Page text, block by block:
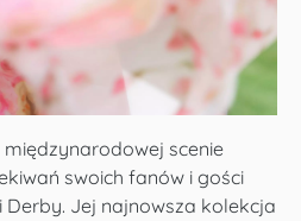
scenie
swoich fanów i gości
Jej najnowsza kolekcja